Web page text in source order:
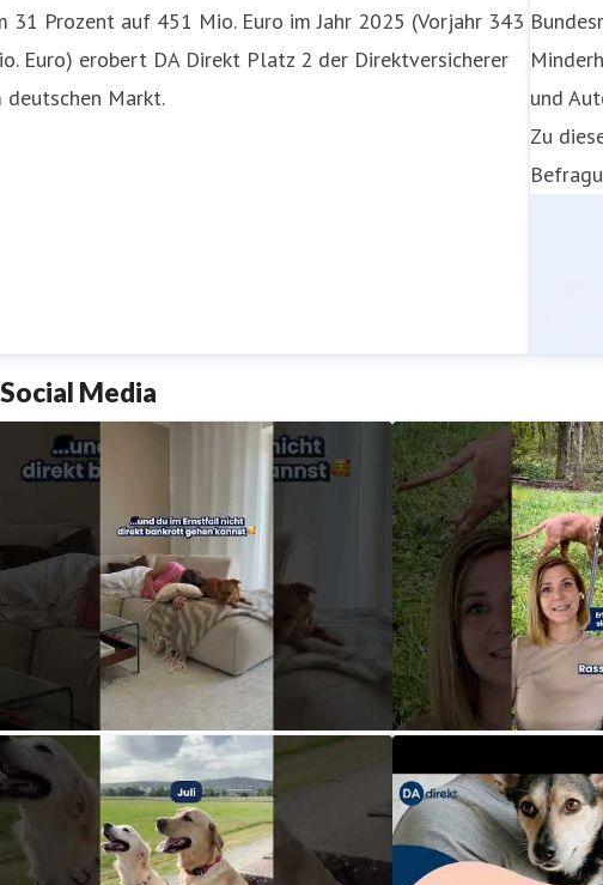
31 Prozent auf 451 Mio. Euro im Jahr 2025 (Vorjahr 343
Euro) erobert DA Direkt Platz 2 der Direktversicherer
deutschen Markt.
und
Zu
Social Media
deinen Welpen mit der
DA Direkt Versicherung
dadirektversicherung
Schütze deinen
passenden DA
dadirektversicherung